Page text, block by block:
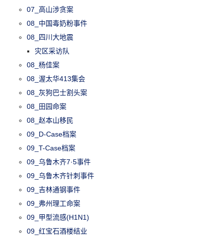
07_高山涉贪案
08_中国毒奶粉事件
08_四川大地震
灾区采访队
08_杨佳案
08_渥太华413集会
08_灰狗巴士割头案
08_田园命案
08_赵本山移民
09_D-Case档案
09_T-Case档案
09_乌鲁木齐7·5事件
09_乌鲁木齐针刺事件
09_吉林通钢事件
09_弗州理工命案
09_甲型流感(H1N1)
09_红宝石酒楼结业